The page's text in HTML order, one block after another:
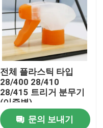
전체 플라스틱 타입
28/400 28/410
28/415 트리거 분무기
(이중벽)
문의 보내기